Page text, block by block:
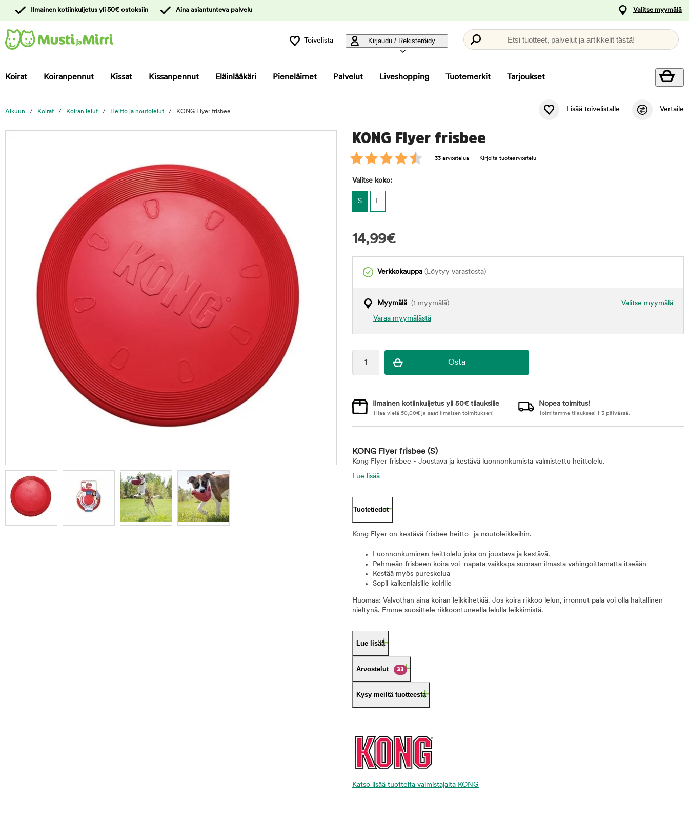
asiakaspalveluun
Ilmainen kotiinkuljetus yli 50€ ostoksiin Aina asiantunteva palvelu Valitse myymälä
Toivelista Kirjaudu / Rekisteröidy Etsi tuotteet, palvelut ja artikkelit tästä!
Koirat Koiranpennut Kissat Kissanpennut Eläinlääkäri Pieneläimet Palvelut Liveshopping Tuotemerkit Tarjoukset
Alkuun Koirat Koiran lelut Heitto ja noutolelut KONG Flyer frisbee Lisää toivelistalle Vertaile
KONG Flyer frisbee
33 arvostelua Kirjoita tuotearvostelu
Valitse koko:
S L
14,99€
Verkkokauppa (Löytyy varastosta)
Valitse myymälä
Myymälä (1 myymälä)
Varaa myymälästä
Ilmainen kotiinkuljetus yli 50€ tilauksille
Tilaa vielä 50,00€ ja saat ilmaisen toimituksen!
Nopea toimitus!
Toimitamme tilauksesi 1-3 päivässä.
KONG Flyer frisbee (S)
Kong Flyer frisbee - Joustava ja kestävä luonnonkumista valmistettu heittolelu.
Lue lisää
Tuotetiedot
Kong Flyer on kestävä frisbee heitto- ja noutoleikkeihin.
Luonnonkuminen heittolelu joka on joustava ja kestävä.
Pehmeän frisbeen koira voi napata vaikkapa suoraan ilmasta vahingoittamatta itseään
Kestää myös pureskelua
Sopii kaikenlaisille koirille
Huomaa: Valvothan aina koiran leikkihetkiä. Jos koira rikkoo lelun, irronnut pala voi olla haitallinen
nieltynä. Emme suosittele rikkoontuneella lelulla leikkimistä.
Lue lisää
Arvostelut 33
Kysy meiltä tuotteesta
Katso lisää tuotteita valmistajalta KONG